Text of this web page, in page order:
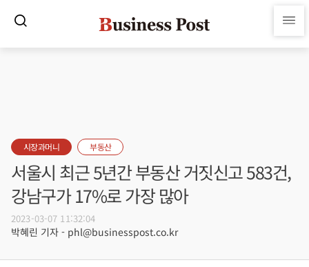
시장과머니 부동산
서울시 최근 5년간 부동산 거짓신고 583건,
강남구가 17%로 가장 많아
2023-03-07 11:32:04
박혜린 기자 - phl@businesspost.co.kr